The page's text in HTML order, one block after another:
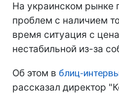
На украинском рынке
проблем с наличием
время ситуация с
нестабильной из-за
Об этом в блиц-
рассказал директор